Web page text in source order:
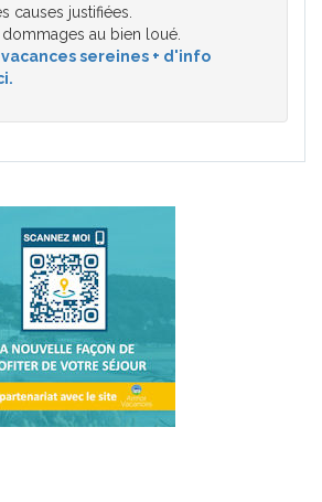
causes justifiées.
dommages au bien loué.
vacances sereines + d'info